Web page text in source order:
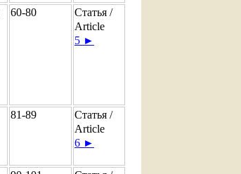
60-80
Статья /
Article
5 ►
81-89
Статья /
Article
6 ►